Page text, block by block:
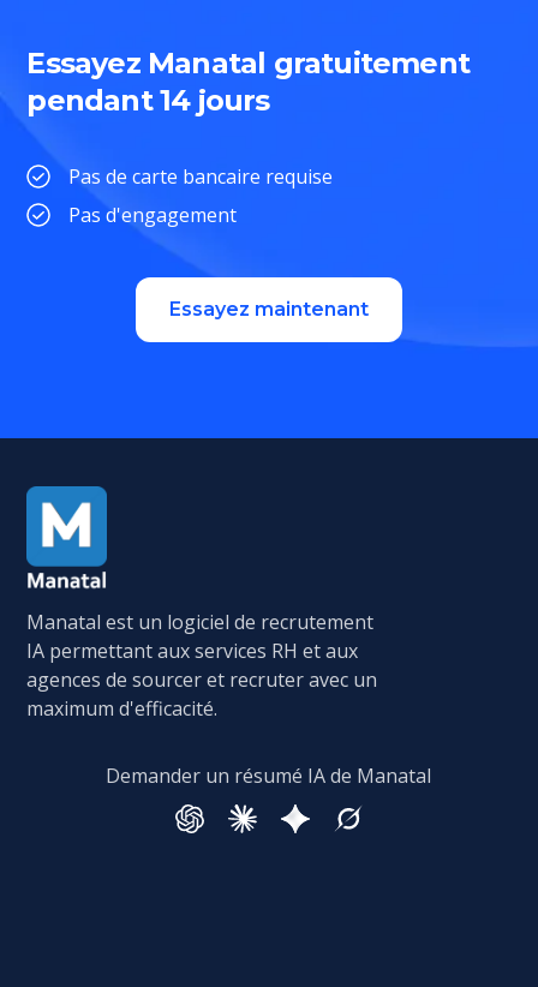
Essayez Manatal gratuitement
pendant 14 jours
Pas de carte bancaire requise
Pas d'engagement
Essayez maintenant
Manatal est un logiciel de recrutement
IA permettant aux services RH et aux
agences de sourcer et recruter avec un
maximum d'efficacité.
Demander un résumé IA de Manatal